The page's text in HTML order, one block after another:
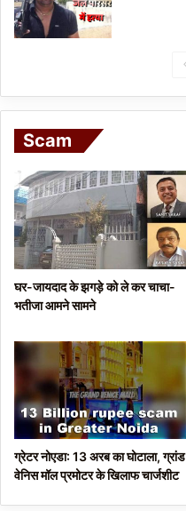
Scam
घर-जायदाद के झगड़े को ले कर चाचा-
भतीजा आमने सामने
ग्रेटर नोएडा: 13 अरब का घोटाला, ग्रांड
वेनिस मॉल प्रमोटर के खिलाफ चार्जशीट